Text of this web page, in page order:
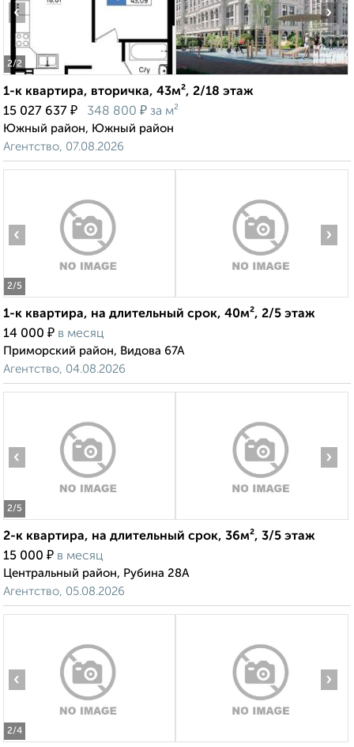
2/2
‹ ›
1-к квартира, вторичка, 43м², 2/18 этаж
15 027 637 ₽ 348 800 ₽ за м²
Южный район, Южный район
Агентство, 07.08.2026
2/5
‹ ›
1-к квартира, на длительный срок, 40м², 2/5 этаж
14 000 ₽ в месяц
Приморский район, Видова 67А
Агентство, 04.08.2026
2/5
‹ ›
2-к квартира, на длительный срок, 36м², 3/5 этаж
15 000 ₽ в месяц
Центральный район, Рубина 28А
Агентство, 05.08.2026
2/4
‹ ›